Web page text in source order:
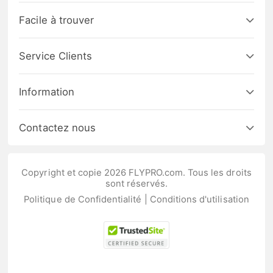
Facile à trouver
Service Clients
Information
Contactez nous
Copyright et copie 2026 FLYPRO.com. Tous les droits
sont réservés.
Politique de Confidentialité
Conditions d'utilisation